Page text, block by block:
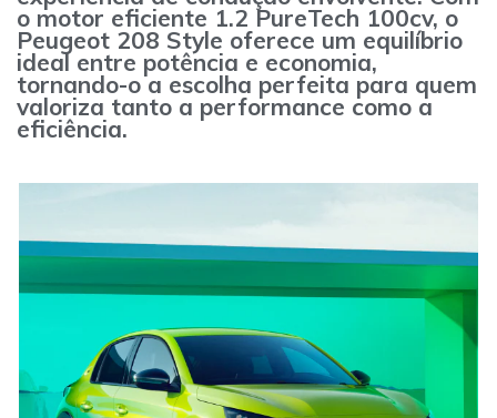
o motor eficiente 1.2 PureTech 100cv, o
Peugeot 208 Style oferece um equilíbrio
ideal entre potência e economia,
tornando-o a escolha perfeita para quem
valoriza tanto a performance como a
eficiência.